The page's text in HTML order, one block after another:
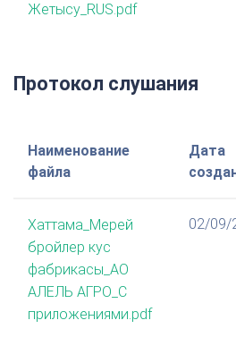
Жетысу_RUS.pdf
Протокол слушания
Наименование
файла
Дата
Хаттама_Мерей
бройлер кус
фабрикасы_АО
АЛЕЛЬ АГРО_С
приложениями.pdf
02/09/